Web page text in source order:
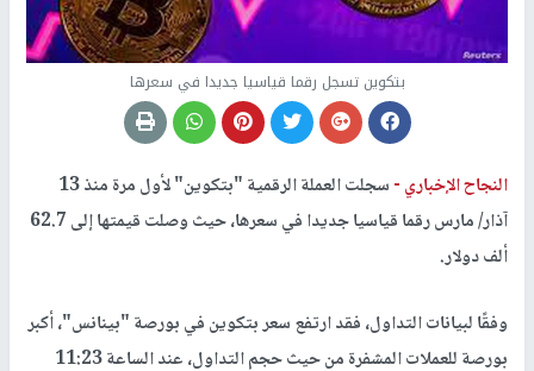
بتكوين تسجل رقما قياسيا جديدا في سعرها
النجاح الإخباري -
سجلت العملة الرقمية "بتكوين" لأول مرة منذ 13
آذار/ مارس رقما قياسيا جديدا في سعرها، حيث وصلت قيمتها إلى 62.7
ألف دولار.
وفقًا لبيانات التداول، فقد ارتفع سعر بتكوين في بورصة "بينانس"، أكبر
بورصة للعملات المشفرة من حيث حجم التداول، عند الساعة 11:23